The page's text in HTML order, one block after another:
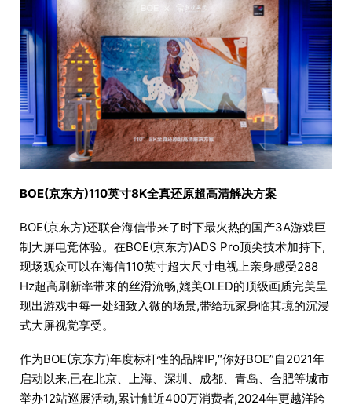
BOE(京东方)110英寸8K全真还原超高清解决方案
BOE(京东方)还联合海信带来了时下最火热的国产3A游戏巨
制大屏电竞体验。在BOE(京东方)ADS Pro顶尖技术加持下,
现场观众可以在海信110英寸超大尺寸电视上亲身感受288
Hz超高刷新率带来的丝滑流畅,媲美OLED的顶级画质完美呈
现出游戏中每一处细致入微的场景,带给玩家身临其境的沉浸
式大屏视觉享受。
作为BOE(京东方)年度标杆性的品牌IP,“你好BOE”自2021年
启动以来,已在北京、上海、深圳、成都、青岛、合肥等城市
举办12站巡展活动,累计触近400万消费者,2024年更越洋跨